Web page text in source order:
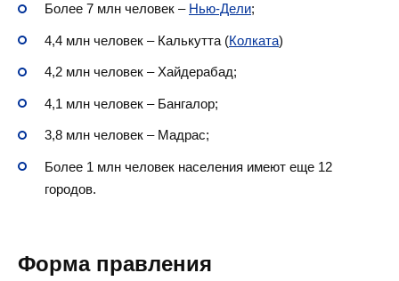
Более 7 млн человек – Нью-Дели;
4,4 млн человек – Калькутта (Колката)
4,2 млн человек – Хайдерабад;
4,1 млн человек – Бангалор;
3,8 млн человек – Мадрас;
Более 1 млн человек населения имеют еще 12
городов.
Форма правления